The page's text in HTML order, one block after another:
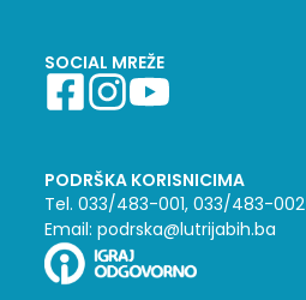
SOCIAL MREŽE
PODRŠKA KORISNICIMA
Tel. 033/483-001, 033/483-002
Email: podrska@lutrijabih.ba